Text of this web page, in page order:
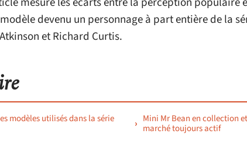
devenu un personnage à part entière de la
et Richard Curtis.
modèles utilisés dans la série
Mini Mr Bean en collection
marché toujours actif